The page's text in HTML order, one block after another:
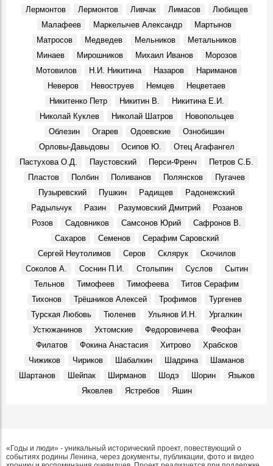
Крылья. Музей «Симбирская фотография» показывает
уникальные кадры из семейного архива Юрия
Белозёрова, посвящённые авиации
События, 12 Марта 2026
Перекресток улиц Минаева и 12 Сентября, 1970-е
Фото, 1 Июня 1974
Судьба кавалера. Князь Сергей Михайлович Баратаев
Герои, 21 Октября 1861
От Дворца бракосочетаний до Дома техники
Димитровградскому драматическому театру им. А. Н.
Места, 28 Марта 2026
Презентовали новую книгу краеведа Петра Ермошина
«Село Юлово и его окрестности»
События, 24 Марта 2026
Лермонтов
Лермонтов Ливчак Лимасов
Любищев
Малафеев
Маркелычев Александр
Мартынов
Матросов
Медведев Мельников
Метальников
Минаев
Мирошников Михаил Иванов
Морозов
Мотовилов
Н.И. Никитина Назаров
Нариманов
Неверов
Невоструев Немцев
Нецветаев
Никитенко Петр
Никитин В.
Никитина Е.И.
Николай Куклев
Николай Шатров
Новопольцев
Облезин
Огарев Одоевские
Ознобишин
Орловы-Давыдовы
Осипов Ю.
Отец Агафангел
Пастухова О.Д.
Паустовский Перси-Френч
Петров С.Б.
Пластов
Полбин Поливанов Полянсков
Пугачев
Пузыревский
Пушкин Радищев
Радонежский
Радыльчук
Разин Разумовский Дмитрий
Розанов
Розов
Садовников Самсонов Юрий
Сафронов В.
Сахаров
Семенов
Серафим Саровский
Сергей Неутолимов
Серов Склярук
Скочилов
Соколов А.
Соснин П.И. Столыпин Суслов
Сытин
Тельнов
Тимофеев Тимофеева
Титов Серафим
Тихонов
Трёшников Алексей Трофимов
Тургенев
Турская Любовь
Тюленев Ульянов И.Н.
Ургалкин
Устюжанинов
Ухтомские Федоровичева
Феофан
Филатов
Фокина Анастасия Хитрово
Храбсков
Чижиков
Чириков Шабалкин Шадрина
Шаманов
Шартанов
Шейпак Ширманов Шодэ Шорин
Языков
Яковлев
Ястребов Яшин
«Годы и люди» - уникальный исторический проект, повествующий о
событиях родины Ленина, через документы, публикации, фото и видео